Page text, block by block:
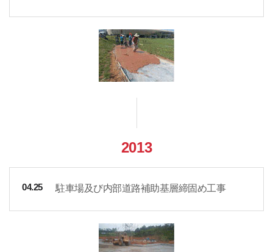
2013
04.25 駐車場及び内部道路補助基層締固め工事